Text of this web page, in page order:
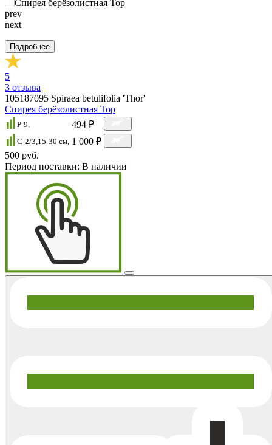
prev
next
Подробнее
5
3 отзыва
105187095 Spiraea betulifolia 'Thor'
Спирея берёзолистная Тор
P-9, 494 ₽
C-2/3,15-30 cм, 1 000 ₽
500 руб.
Период поставки: В наличии